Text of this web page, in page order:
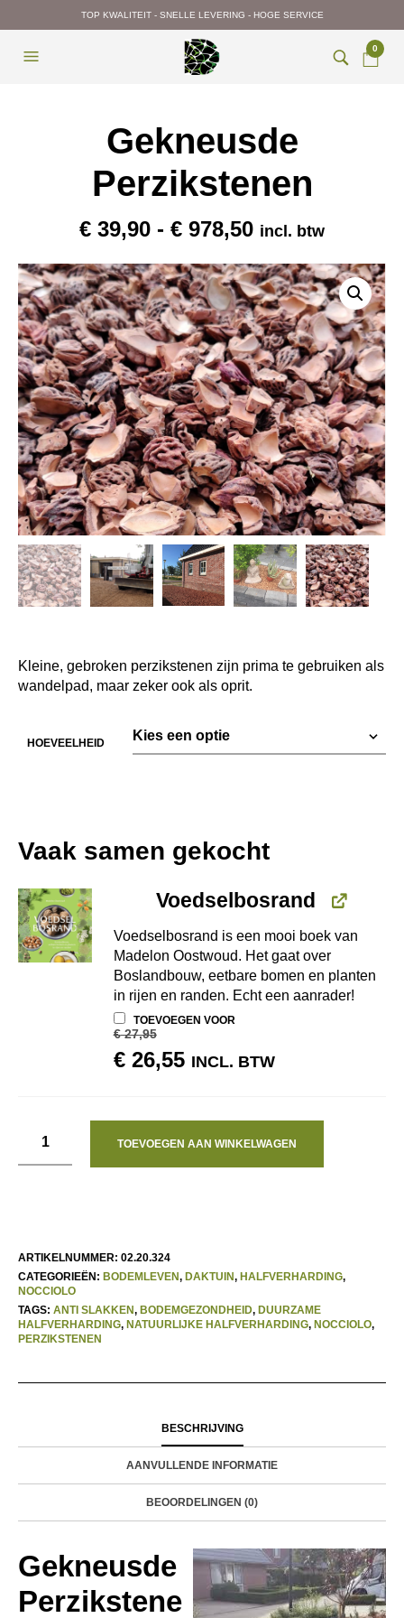
TOP KWALITEIT - SNELLE LEVERING - HOGE SERVICE
0
Gekneusde
Perzikstenen
€ 39,90 - € 978,50Prijsklasse:
tot
€ 978,50
incl. btw
Kleine, gebroken perzikstenen zijn prima te gebruiken als
wandelpad, maar zeker ook als oprit.
HOEVEELHEID
Vaak samen gekocht
Voedselbosrand
Voedselbosrand is een mooi boek van
Madelon Oostwoud. Het gaat over
Boslandbouw, eetbare bomen en planten
in rijen en randen. Echt een aanrader!
TOEVOEGEN VOOR
€27,95
OORSPRONKELIJKE
€ 27,95.
€26,55HUIDIGE
€ 26,55.
INCL. BTW
TOEVOEGEN AAN WINKELWAGEN
ARTIKELNUMMER: 02.20.324
CATEGORIEËN: BODEMLEVEN, DAKTUIN, HALFVERHARDING,
NOCCIOLO
TAGS: ANTI SLAKKEN, BODEMGEZONDHEID, DUURZAME
HALFVERHARDING, NATUURLIJKE HALFVERHARDING, NOCCIOLO,
PERZIKSTENEN
BESCHRIJVING
AANVULLENDE INFORMATIE
BEOORDELINGEN (0)
Gekneusde
Perzikstene